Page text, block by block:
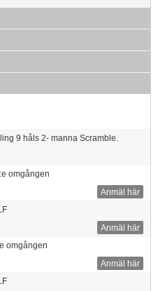
9 håls 2- manna Scramble.
omgången
Anmäl här
Anmäl här
omgången
Anmäl här